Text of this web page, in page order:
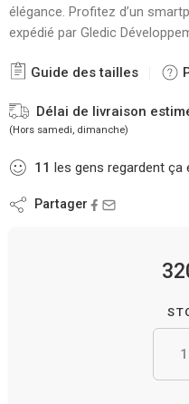
élégance. Profitez d’un
expédié par Gledic
Guide des tailles
Délai de livraison
(Hors samedi, dimanche)
11 les gens regardent ça
Partager